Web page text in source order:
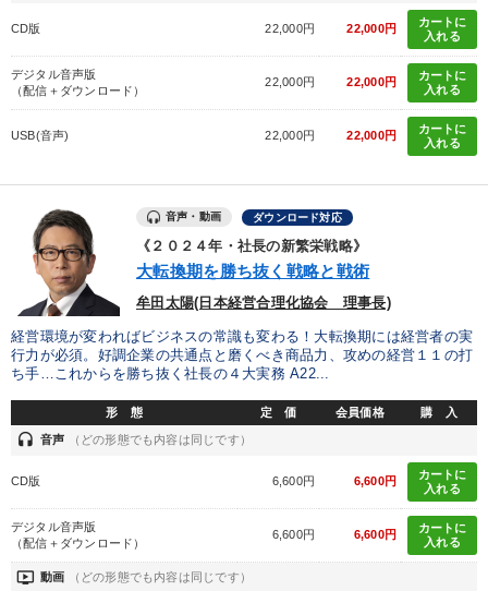
CD版 22,000円 22,000円
カートに
入れる
デジタル音声版
（配信＋ダウンロード）
22,000円 22,000円
カートに
入れる
USB(音声) 22,000円 22,000円
カートに
入れる
音声・動画 ダウンロード対応
《２０２４年・社長の新繁栄戦略》
大転換期を勝ち抜く戦略と戦術
牟田太陽(日本経営合理化協会 理事長)
経営環境が変わればビジネスの常識も変わる！大転換期には経営者の実
行力が必須。好調企業の共通点と磨くべき商品力、攻めの経営１１の打
ち手…これからを勝ち抜く社長の４大実務 A22...
形 態 定 価 会員価格 購 入
headset 音声 （どの形態でも内容は同じです）
CD版 6,600円 6,600円
カートに
入れる
デジタル音声版
（配信＋ダウンロード）
6,600円 6,600円
カートに
入れる
ondemand_video 動画 （どの形態でも内容は同じです）